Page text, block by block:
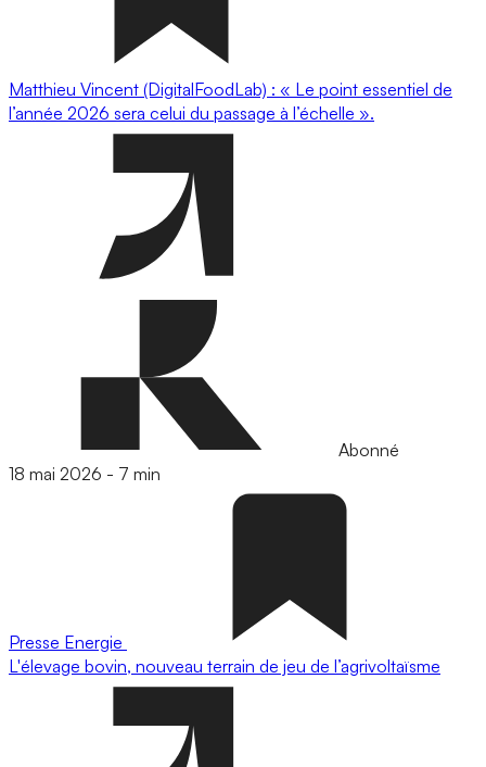
Matthieu Vincent (DigitalFoodLab) : « Le point essentiel de
l’année 2026 sera celui du passage à l’échelle ».
Abonné
18 mai 2026 - 7 min
Presse Energie
L'élevage bovin, nouveau terrain de jeu de l’agrivoltaïsme